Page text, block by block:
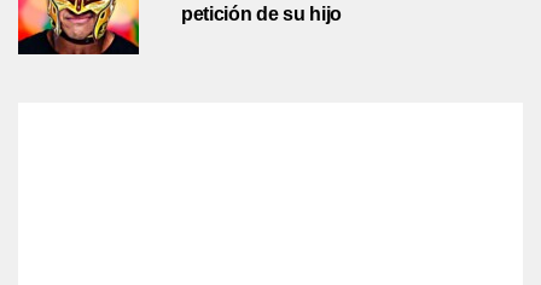
petición de su hijo